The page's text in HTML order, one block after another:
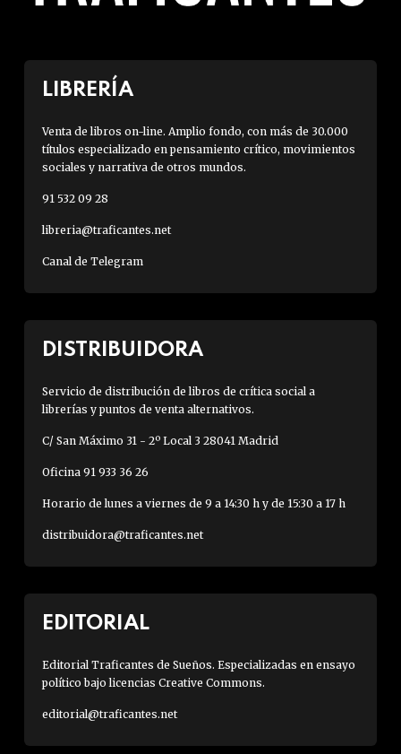
LIBRERÍA
Venta de libros on-line. Amplio fondo, con más de 30.000
títulos especializado en pensamiento crítico, movimientos
sociales y narrativa de otros mundos.
91 532 09 28
libreria@traficantes.net
Canal de Telegram
DISTRIBUIDORA
Servicio de distribución de libros de crítica social a
librerías y puntos de venta alternativos.
C/ San Máximo 31 - 2º Local 3 28041 Madrid
Oficina 91 933 36 26
Horario de lunes a viernes de 9 a 14:30 h y de 15:30 a 17 h
distribuidora@traficantes.net
EDITORIAL
Editorial Traficantes de Sueños. Especializadas en ensayo
político bajo licencias Creative Commons.
editorial@traficantes.net